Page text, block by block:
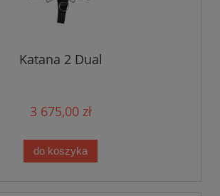
Katana 2 Dual
3 675,00 zł
do koszyka